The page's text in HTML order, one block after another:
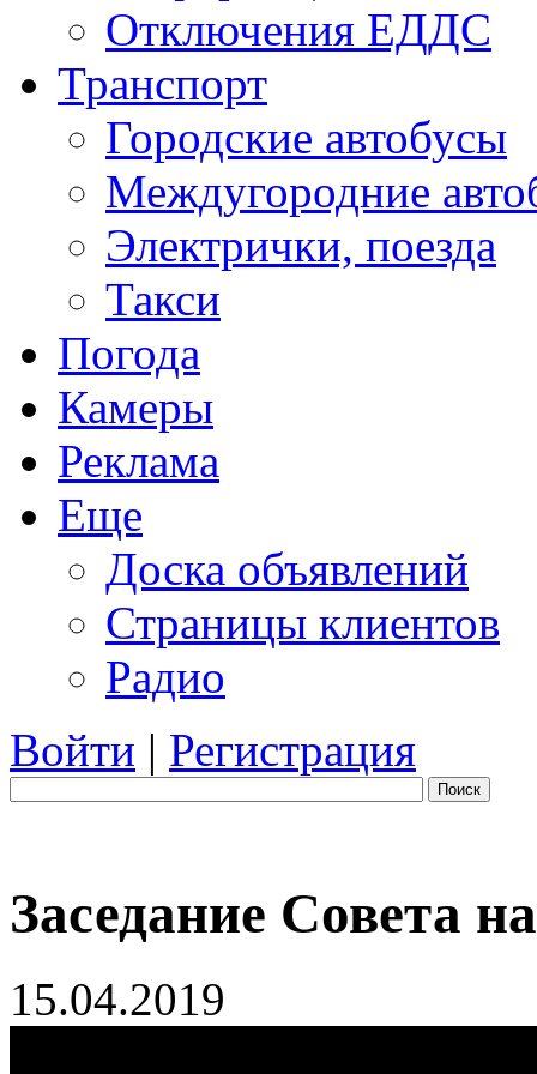
Отключения ЕДДС
Транспорт
Городские автобусы
Междугородние
Электрички, поезда
Такси
Погода
Камеры
Реклама
Еще
Доска объявлений
Страницы клиентов
Радио
Войти | Регистрация
Поиск
Заседание Совета
15.04.2019